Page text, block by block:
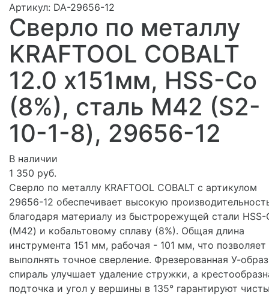
Артикул: DA-29656-12
Сверло по металлу
KRAFTOOL COBALT
12.0 х151мм, HSS-Co
(8%), сталь М42 (S2-
10-1-8), 29656-12
В наличии
1 350 руб.
Сверло по металлу KRAFTOOL COBALT с артикулом
29656-12 обеспечивает высокую
благодаря материалу из быстрорежущей стали HSS-
(М42) и кобальтовому сплаву (8%). Общая длина
инструмента 151 мм, рабочая - 101 мм, что позволяет
выполнять точное сверление. Фрезерованная У-
спираль улучшает удаление стружки, а
подточка и угол у вершины в 135° гарантируют